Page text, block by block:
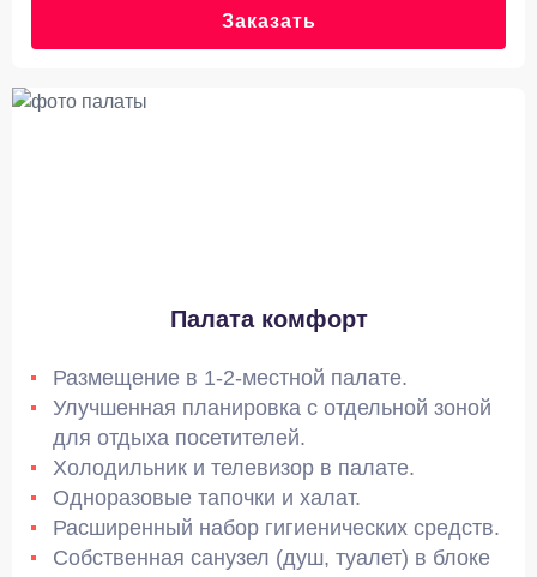
Заказать
Палата комфорт
Размещение в 1-2-местной палате.
Улучшенная планировка с отдельной зоной
для отдыха посетителей.
Холодильник и телевизор в палате.
Одноразовые тапочки и халат.
Расширенный набор гигиенических средств.
Собственная санузел (душ, туалет) в блоке